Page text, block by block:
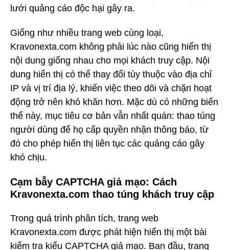
lưới quảng cáo độc hại gây ra.
Giống như nhiều trang web cùng loại,
Kravonexta.com không phải lúc nào cũng hiển thị
nội dung giống nhau cho mọi khách truy cập. Nội
dung hiển thị có thể thay đổi tùy thuộc vào địa chỉ
IP và vị trí địa lý, khiến việc theo dõi và chặn hoạt
động trở nên khó khăn hơn. Mặc dù có những biến
thể này, mục tiêu cơ bản vẫn nhất quán: thao túng
người dùng để họ cấp quyền nhận thông báo, từ
đó cho phép hiển thị liên tục các quảng cáo gây
khó chịu.
Cạm bẫy CAPTCHA giả mạo: Cách
Kravonexta.com thao túng khách truy cập
Trong quá trình phân tích, trang web
Kravonexta.com được phát hiện hiển thị một bài
kiểm tra kiểu CAPTCHA giả mạo. Ban đầu, trang